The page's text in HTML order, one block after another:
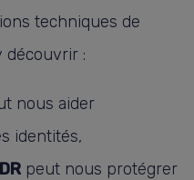
techniques de
découvrir :
nous aider
identités,
peut nous protégrer